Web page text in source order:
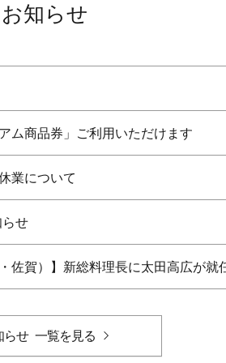
お知らせ
ム商品券」ご利用いただけます
業について
せ
佐賀）】新総料理長に太田高広が就
らせ 一覧を見る